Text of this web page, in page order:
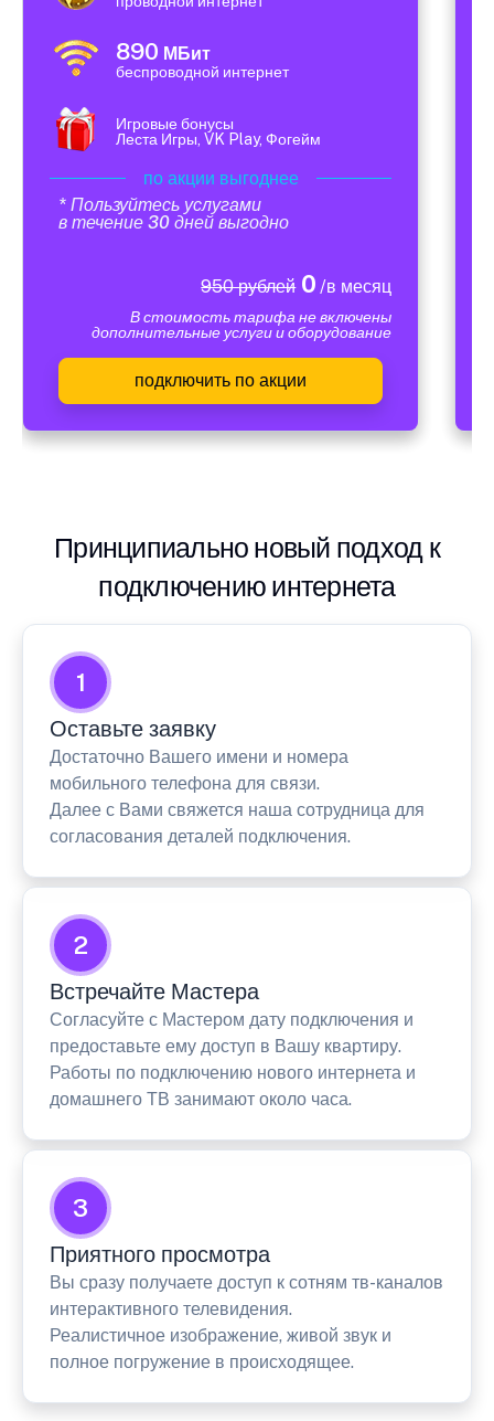
890 МБит
беспроводной интернет
Игровые бонусы
Леста Игры, VK Play, Фогейм
по акции выгоднее
* Пользуйтесь услугами
в течение 30 дней выгодно
950 рублей0 /в месяц
В стоимость тарифа не включены
дополнительные услуги и оборудование
подключить по акции
Принципиально новый подход к
подключению интернета
1
Оставьте заявку
Достаточно Вашего имени и номера
мобильного телефона для связи.
Далее с Вами свяжется наша сотрудница для
согласования деталей подключения.
2
Встречайте Мастера
Согласуйте с Мастером дату подключения и
предоставьте ему доступ в Вашу квартиру.
Работы по подключению нового интернета и
домашнего ТВ занимают около часа.
3
Приятного просмотра
Вы сразу получаете доступ к сотням тв-каналов
интерактивного телевидения.
Реалистичное изображение, живой звук и
полное погружение в происходящее.